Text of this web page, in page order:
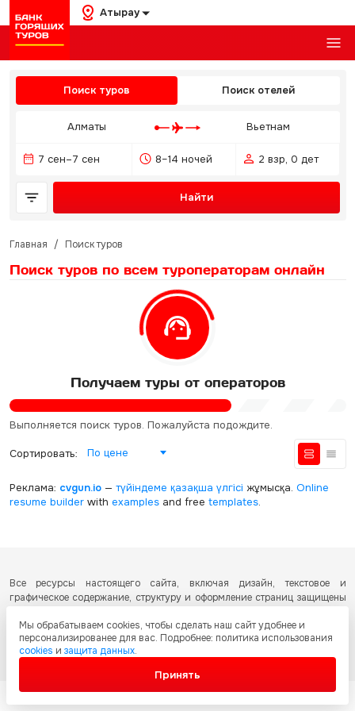
Атырау
Поиск туров Поиск отелей
Алматы Вьетнам
7 сен–7 сен 8–14 ночей 2 взр, 0 дет
Найти
Главная / Поиск туров
Поиск туров по всем туроператорам онлайн
Получаем туры от операторов
Выполняется поиск туров. Пожалуйста подождите.
Сортировать: По цене
Реклама: cvgun.io— түйіндеме қазақша үлгісі жұмысқа. Online
resume builderwith examplesand free templates.
Все ресурсы настоящего сайта, включая дизайн, текстовое и
графическое содержание, структуру и оформление страниц защищены
Казахстан об охране авторских прав и интеллектуальной собственности.
Любое копирование и распространение материалов сайта без
письменного разрешения запрещено.
Мы обрабатываем cookies, чтобы сделать наш сайт удобнее и
персонализированее для вас. Подробнее: политика использования
cookies и защита данных.
Принять